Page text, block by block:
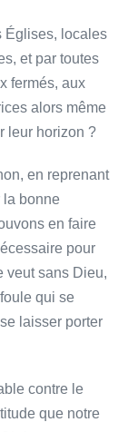
Églises, locales
et par toutes
fermés, aux
alors même
leur horizon ?
en reprenant
la bonne
en faire
pour
veut sans Dieu,
qui se
laisser porter
contre le
que notre